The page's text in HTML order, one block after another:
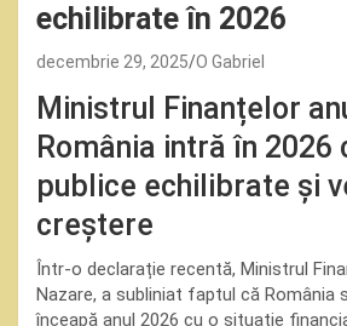
echilibrate în 2026
decembrie 29, 2025 O Gabriel
Ministrul Finanțelor
România intră în 2026
publice echilibrate și
creștere
Într-o declarație recentă, Ministrul
Nazare, a subliniat faptul că România
înceapă anul 2026 cu o situație